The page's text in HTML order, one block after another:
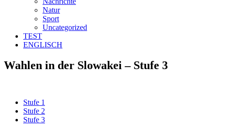
Natur
Sport
Uncategorized
TEST
ENGLISCH
Wahlen in der Slowakei – Stufe 3
Stufe 1
Stufe 2
Stufe 3